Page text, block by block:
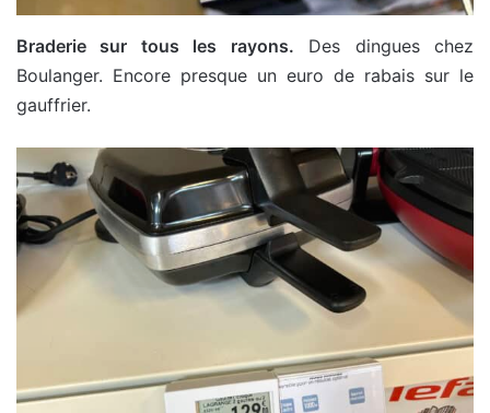
Braderie sur tous les rayons. Des dingues chez
Boulanger. Encore presque un euro de rabais sur le
gauffrier.